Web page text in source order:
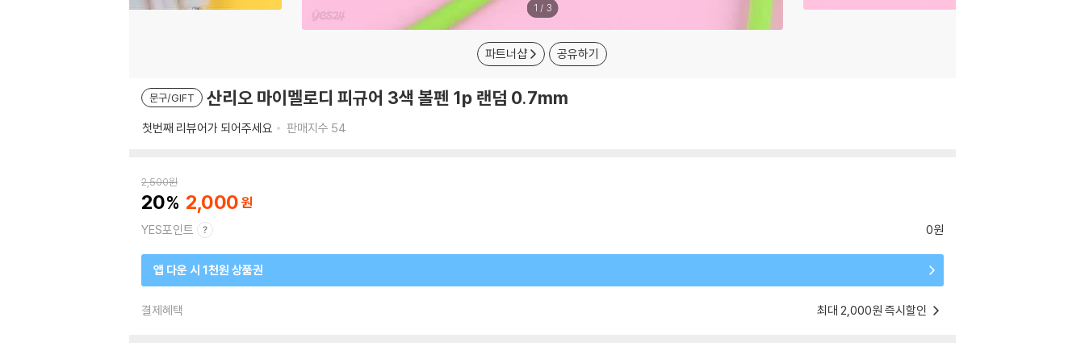
1 / 3
파트너샵 공유하기
문구/GIFT 산리오 마이멜로디 피규어 3색 볼펜 1p 랜덤 0.7mm
첫번째 리뷰어가 되어주세요 판매지수 54
2,500원
20 2,000
YES포인트 0원
앱 다운 시 1천원 상품권
결제혜택 최대 2,000원 즉시할인